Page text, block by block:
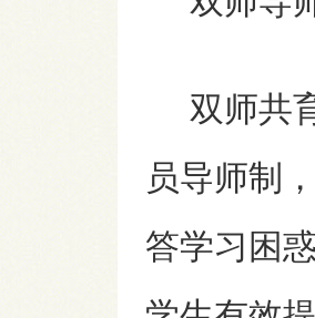
双师共
员导师制
答学习困